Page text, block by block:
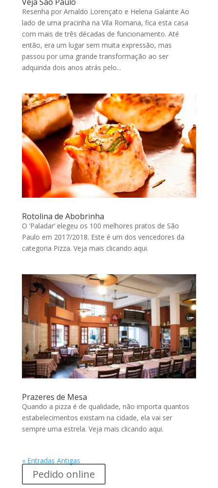
Resenha por Arnaldo Lorençato e Helena Galante Ao
lado de uma pracinha na Vila Romana, fica esta casa
com mais de três décadas de funcionamento. Até
então, era um lugar sem muita expressão, mas
passou por uma grande transformação ao ser
adquirida dois anos atrás pelo...
Rotolina de Abobrinha
O ‘Paladar’ elegeu os 100 melhores pratos de São
Paulo em 2017/2018. Este é um dos vencedores da
categoria Pizza. Veja mais clicando aqui.
Prazeres de Mesa
Quando a pizza é de qualidade, não importa quantos
estabelecimentos existam na cidade, ela vai ser
sempre uma estrela. Veja mais clicando aqui.
« Entradas Antigas
Pedido online